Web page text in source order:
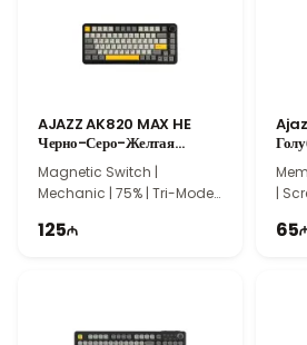
Гарантия и Доставка
Keychron K6-W1 доступен в Texno
и поднимите свой опыт использования
уровень!
AJAZZ AK820 MAX HE
Черно-Серо-Желтая
Механическая Клавиатура
Magnetic Switch |
Mechanic | 75% | Tri-Mode |
125
|
65